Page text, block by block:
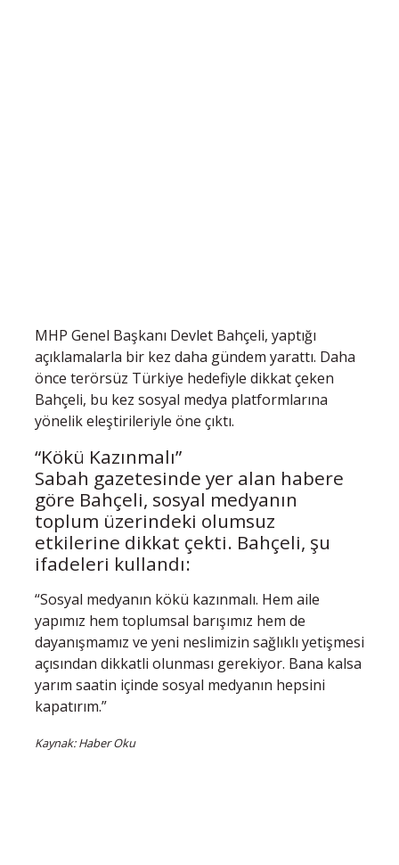
MHP Genel Başkanı Devlet Bahçeli, yaptığı
açıklamalarla bir kez daha gündem yarattı. Daha
önce terörsüz Türkiye hedefiyle dikkat çeken
Bahçeli, bu kez sosyal medya platformlarına
yönelik eleştirileriyle öne çıktı.
“Kökü Kazınmalı”
Sabah gazetesinde yer alan habere
göre Bahçeli, sosyal medyanın
toplum üzerindeki olumsuz
etkilerine dikkat çekti. Bahçeli, şu
ifadeleri kullandı:
“Sosyal medyanın kökü kazınmalı. Hem aile
yapımız hem toplumsal barışımız hem de
dayanışmamız ve yeni neslimizin sağlıklı yetişmesi
açısından dikkatli olunması gerekiyor. Bana kalsa
yarım saatin içinde sosyal medyanın hepsini
kapatırım.”
Kaynak: Haber Oku